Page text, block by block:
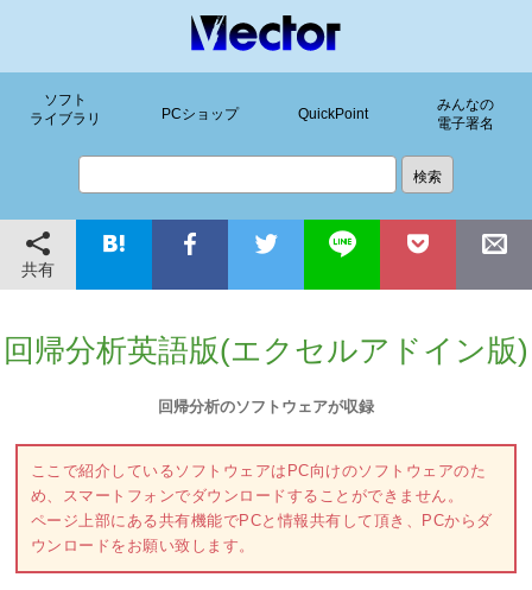
ソフト
ライブラリ
PCショップ QuickPoint
みんなの
電子署名
共有
回帰分析英語版(エクセルアドイン版)
回帰分析のソフトウェアが収録
ここで紹介しているソフトウェアはPC向けのソフトウェアのた
め、スマートフォンでダウンロードすることができません。
ページ上部にある共有機能でPCと情報共有して頂き、PCからダ
ウンロードをお願い致します。